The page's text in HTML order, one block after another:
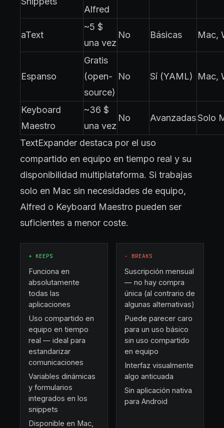
Alfred
aText
~5 $
una vez
No Básicas Mac,
Espanso
Gratis
(open-
source)
No Sí (YAML) Mac,
Keyboard
Maestro
~36 $
una vez
No AvanzadasSolo
TextExpander destaca por el uso
compartido en equipo en tiempo real y su
disponibilidad multiplataforma. Si trabajas
solo en Mac sin necesidades de equipo,
Alfred o Keyboard Maestro pueden ser
suficientes a menor coste.
+ KEEPS
Funciona en
absolutamente
todas las
aplicaciones
Uso compartido en
equipo en tiempo
real — ideal para
estandarizar
comunicaciones
Variables dinámicas
y formularios
integrados en los
snippets
Disponible en Mac,
− BREAKS
Suscripción mensual
— no hay compra
única (al contrario de
algunas alternativas)
Puede parecer caro
para un uso básico
sin uso compartido
en equipo
Interfaz visualmente
algo anticuada
Sin aplicación nativa
para Android